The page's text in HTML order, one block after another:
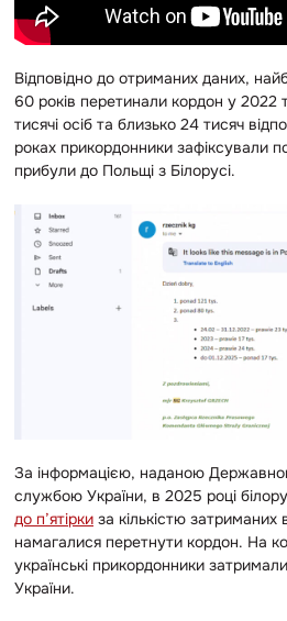
Відповідно до отриманих даних,
60 років перетинали кордон у
тисячі осіб та близько 24 тисяч
роках прикордонники зафіксували по
прибули до Польщі з Білорусі.
За інформацією, наданою
службою України, в 2025 році
до п’ятірки за кількістю затриманих
намагалися перетнути кордон. На
українські прикордонники
України.